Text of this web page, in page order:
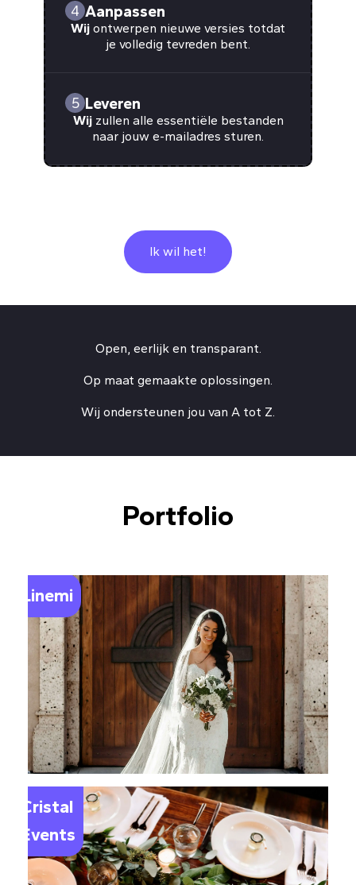
4 Aanpassen
Wij ontwerpen nieuwe versies totdat
je volledig tevreden bent.
5 Leveren
Wij zullen alle essentiële bestanden
naar jouw e-mailadres sturen.
Ik wil het!
Open, eerlijk en transparant.
Op maat gemaakte oplossingen.
Wij ondersteunen jou van A tot Z.
Portfolio
Linemi
Le
Cristal
Events